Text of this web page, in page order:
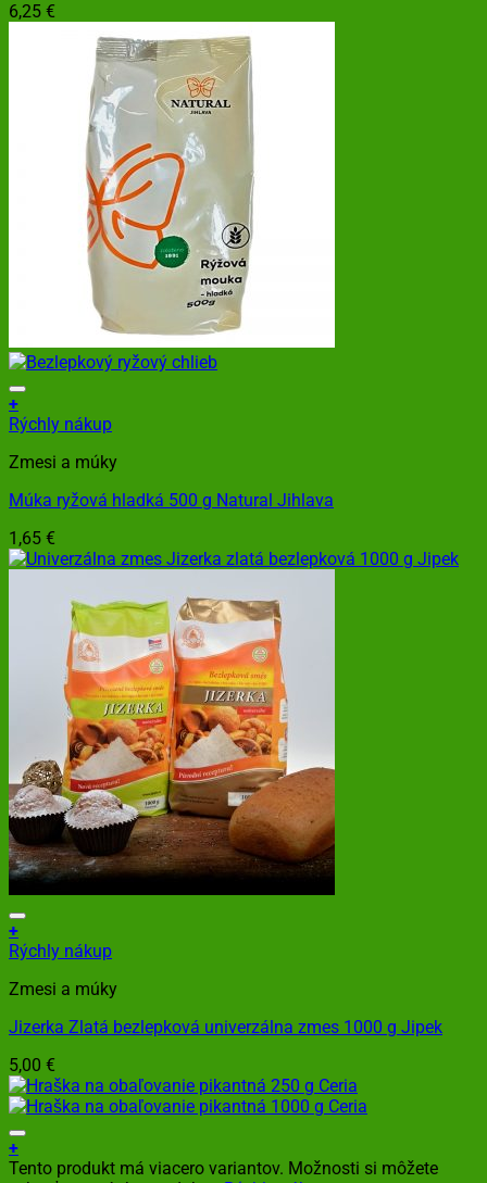
6,25 €
+
Rýchly nákup
Zmesi a múky
Múka ryžová hladká 500 g Natural Jihlava
1,65 €
+
Rýchly nákup
Zmesi a múky
Jizerka Zlatá bezlepková univerzálna zmes 1000 g Jipek
5,00 €
+
Tento produkt má viacero variantov. Možnosti si môžete